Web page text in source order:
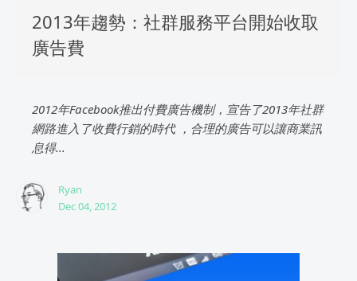
2013年趨勢：社群服務平台開始收取
廣告費
2012年Facebook推出付費廣告機制，宣告了2013年社群
網路進入了收費行銷的時代 ，合理的廣告可以讓商業訊
息得...
Ryan
Dec 04, 2012